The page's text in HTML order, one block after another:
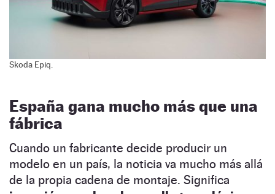
Skoda Epiq.
España gana mucho más que una
fábrica
Cuando un fabricante decide producir un
modelo en un país, la noticia va mucho más allá
de la propia cadena de montaje. Significa